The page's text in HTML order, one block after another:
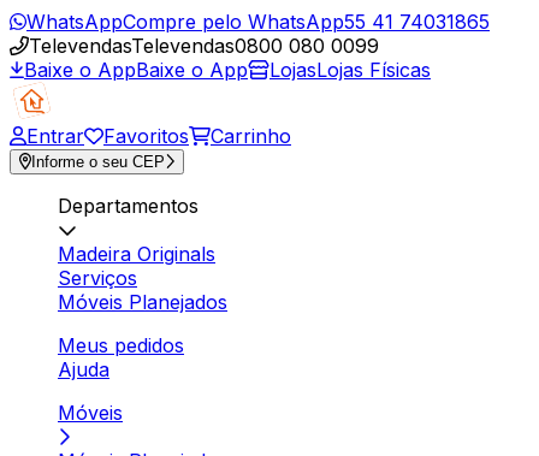
WhatsAppCompre pelo WhatsApp55 41 74031865
TelevendasTelevendas0800 080 0099
Baixe o AppBaixe o App LojasLojas Físicas
Entrar Favoritos Carrinho
Informe o seu CEP
Departamentos
Madeira Originals
Serviços
Móveis Planejados
Meus pedidos
Ajuda
Móveis